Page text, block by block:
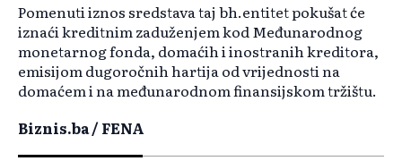
Pomenuti iznos sredstava taj bh.entitet pokušat će
iznaći kreditnim zaduženjem kod Međunarodnog
monetarnog fonda, domaćih i inostranih kreditora,
emisijom dugoročnih hartija od vrijednosti na
domaćem i na međunarodnom finansijskom tržištu.
Biznis.ba / FENA